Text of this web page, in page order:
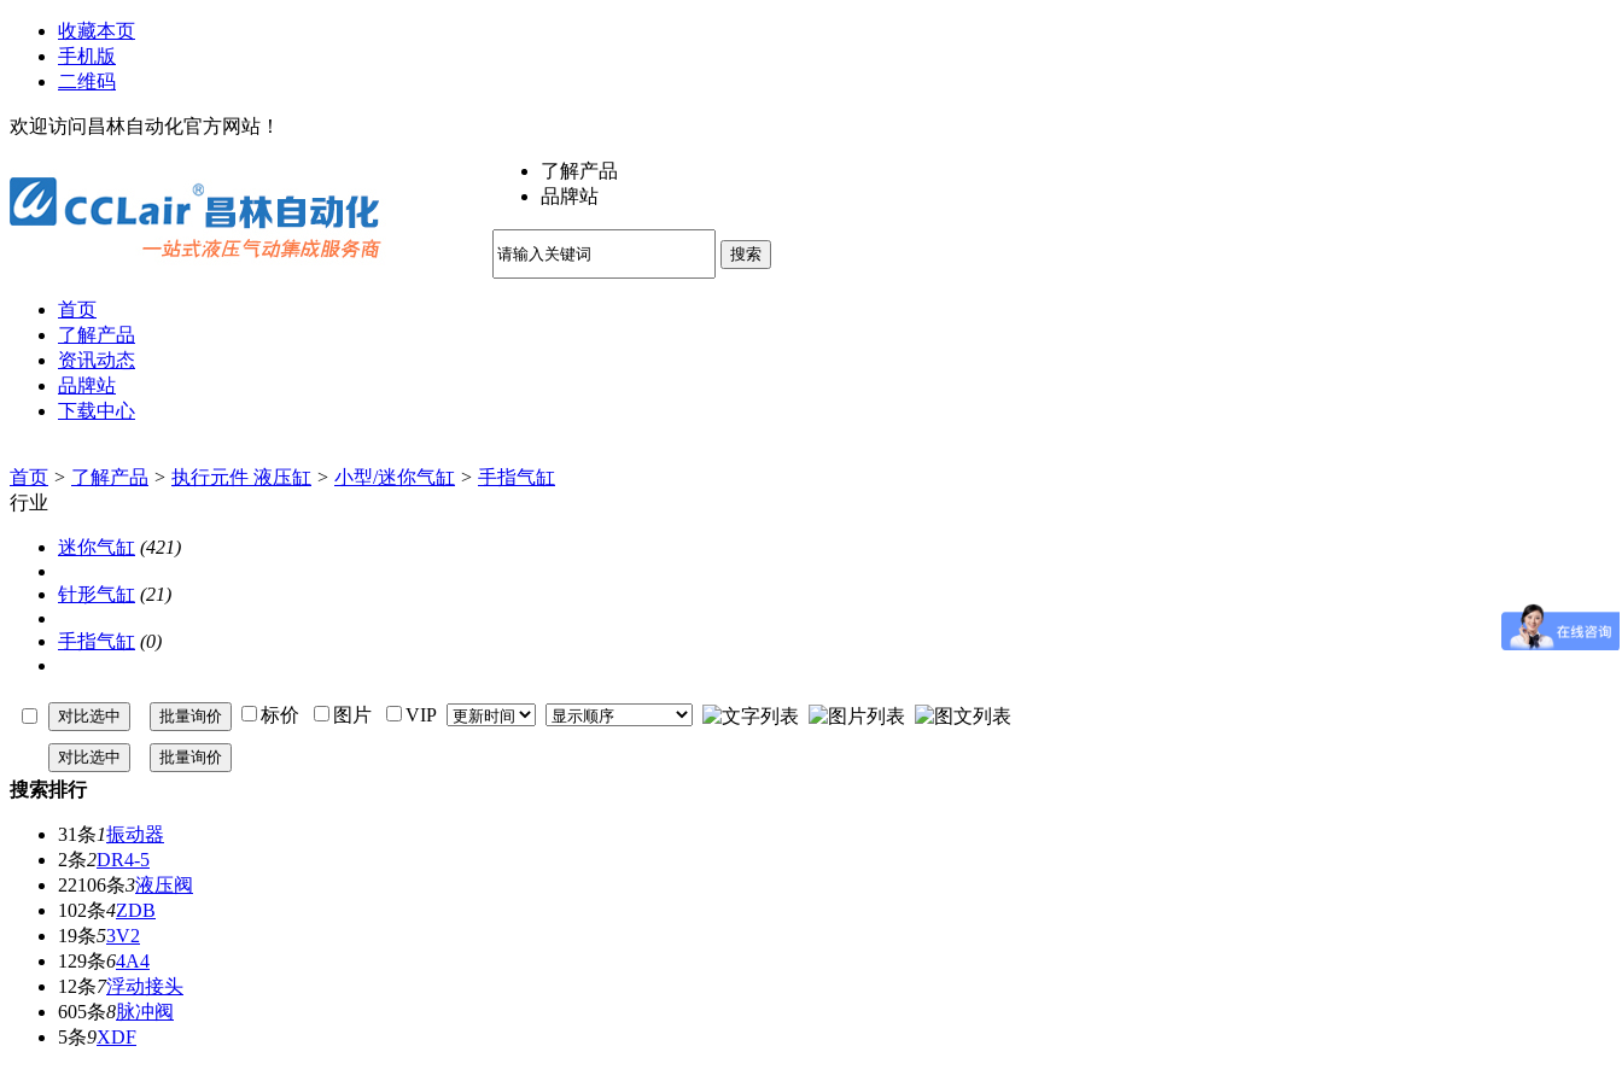
收藏本页
手机版
二维码
欢迎访问昌林自动化官方网站！
了解产品
品牌站
搜索
首页
了解产品
资讯动态
品牌站
下载中心
首页 > 了解产品 > 执行元件 液压缸 > 小型/迷你气缸 > 手指气缸
行业
迷你气缸 (421)
针形气缸 (21)
手指气缸 (0)
标价 图片 VIP
搜索排行
31条1振动器
2条2DR4-5
22106条3液压阀
102条4ZDB
19条53V2
129条64A4
12条7浮动接头
605条8脉冲阀
5条9XDF